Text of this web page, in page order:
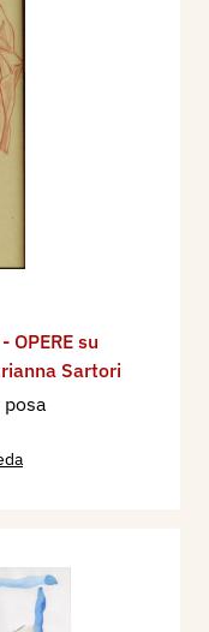
OPERE su
Sartori